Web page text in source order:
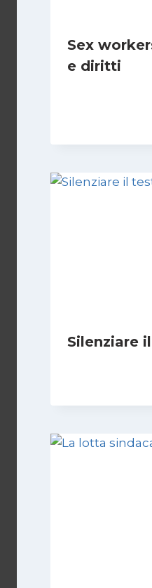
Sex
e diritti
Silenziare